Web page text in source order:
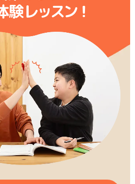
験レッスン！